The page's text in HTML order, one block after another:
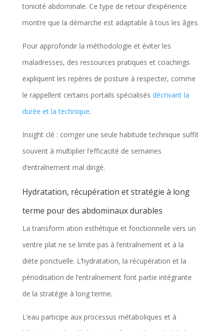
tonicité abdominale. Ce type de retour d’expérience
montre que la démarche est adaptable à tous les âges.
Pour approfondir la méthodologie et éviter les
maladresses, des ressources pratiques et coachings
expliquent les repères de posture à respecter, comme
le rappellent certains portails spécialisés décrivant la
durée et la technique.
Insight clé : corriger une seule habitude technique suffit
souvent à multiplier l’efficacité de semaines
d’entraînement mal dirigé.
Hydratation, récupération et stratégie à long
terme pour des abdominaux durables
La transform ation esthétique et fonctionnelle vers un
ventre plat ne se limite pas à l’entraînement et à la
diète ponctuelle. L’hydratation, la récupération et la
périodisation de l’entraînement font partie intégrante
de la stratégie à long terme.
L’eau participe aux processus métaboliques et à